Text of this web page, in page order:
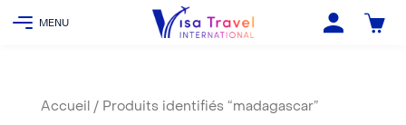
Accueil / Produits identifiés “madagascar”